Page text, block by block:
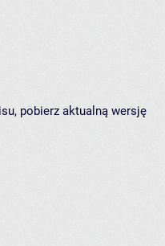
pobierz aktualną wersję